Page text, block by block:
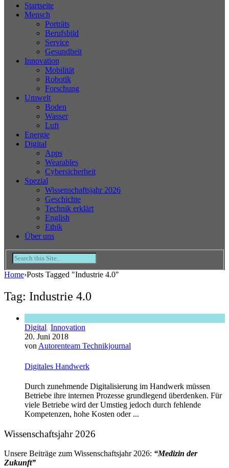
Startseite
Mensch
Porträts
Berufsbild
Service
Gesundheit
Innovation
Mobilität
Robotik
Forschung
Umwelt
Boden
Wasser
Luft
Energie
Digital
Apps
Wearables
Cybersicherheit
Spezial
Wissenschaftsjahr 2026
Geschichte
Technik erklärt
English
Ethik
Über uns
Home›Posts Tagged "Industrie 4.0"
Tag: Industrie 4.0
Digital, Innovation
20. Juni 2018
von Autorenteam Technikjournal
Digitales Handwerk
Durch zunehmende Digitalisierung im Handwerk müssen
Betriebe ihre internen Prozesse grundlegend überdenken. Für
viele Betriebe wird der Umstieg jedoch durch fehlende
Kompetenzen, hohe Kosten oder ...
Wissenschaftsjahr 2026
Unsere Beiträge zum Wissenschaftsjahr 2026: “Medizin der
Zukunft”